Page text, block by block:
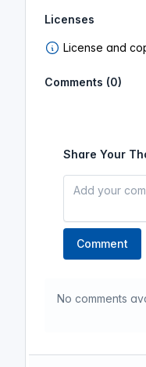
Licenses
License and
Comments (0)
Share Your
Comment
No comments